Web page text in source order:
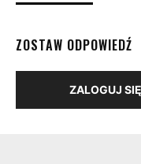
ZOSTAW ODPOWIEDŹ
ZALOGUJ